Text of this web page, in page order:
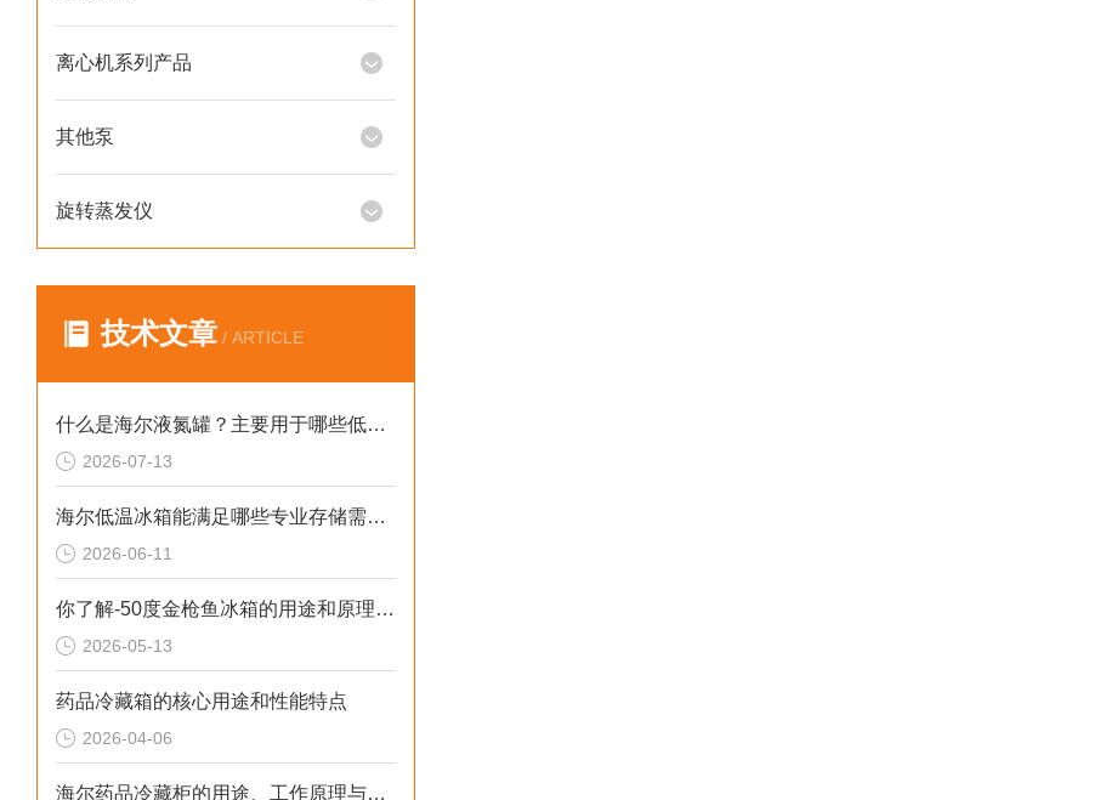
离心机系列产品
其他泵
旋转蒸发仪
技术文章 / ARTICLE
什么是海尔液氮罐？主要用于哪些低温存储场景？
2026-07-13
海尔低温冰箱能满足哪些专业存储需求？
2026-06-11
你了解-50度金枪鱼冰箱的用途和原理吗？
2026-05-13
药品冷藏箱的核心用途和性能特点
2026-04-06
海尔药品冷藏柜的用途、工作原理与使用注意事项